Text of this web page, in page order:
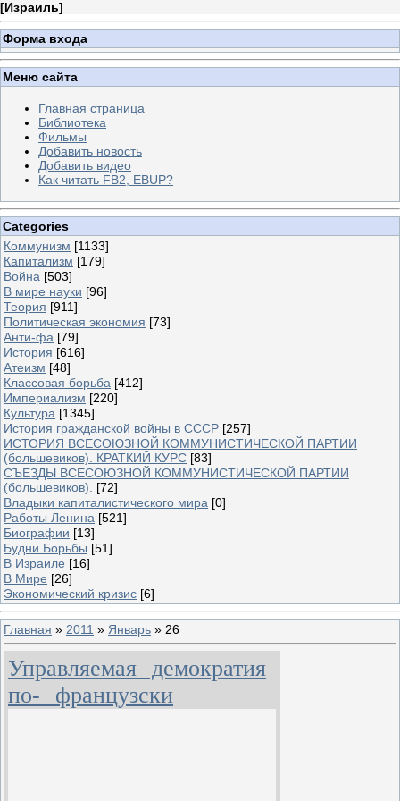
[Израиль]
Форма входа
Меню сайта
Главная страница
Библиотека
Фильмы
Добавить новость
Добавить видео
Как читать FB2, EBUP?
Categories
Коммунизм [1133]
Капитализм [179]
Война [503]
В мире науки [96]
Теория [911]
Политическая экономия [73]
Анти-фа [79]
История [616]
Атеизм [48]
Классовая борьба [412]
Империализм [220]
Культура [1345]
История гражданской войны в СССР [257]
ИСТОРИЯ ВСЕСОЮЗНОЙ КОММУНИСТИЧЕСКОЙ ПАРТИИ
(большевиков). КРАТКИЙ КУРС [83]
СЪЕЗДЫ ВСЕСОЮЗНОЙ КОММУНИСТИЧЕСКОЙ ПАРТИИ
(большевиков).
[72]
Владыки капиталистического мира [0]
Работы Ленина [521]
Биографии [13]
Будни Борьбы [51]
В Израиле [16]
В Мире [26]
Экономический кризис [6]
Главная » 2011 » Январь » 26
Управляемая демократия
по- французски